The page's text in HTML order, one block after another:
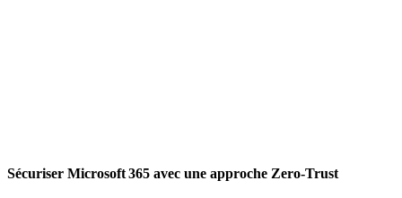
Sécuriser Microsoft 365 avec une approche Zero-Trust